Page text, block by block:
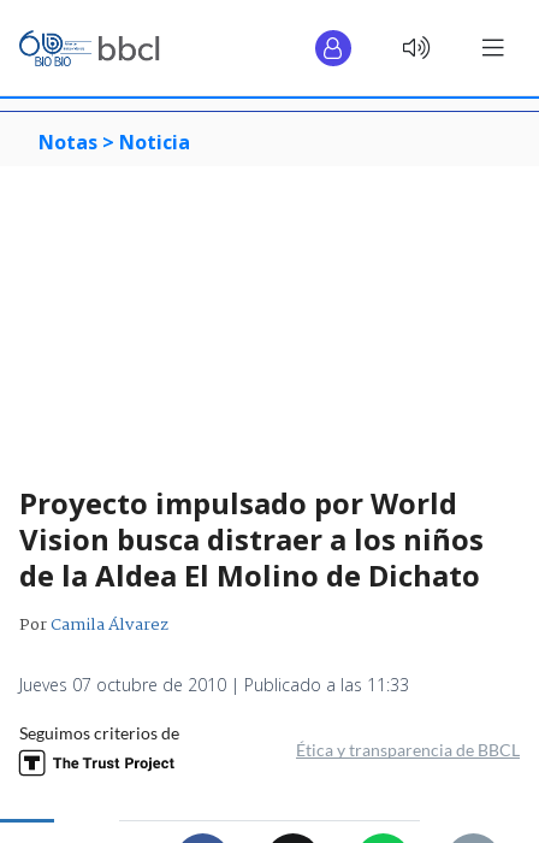
Notas > Noticia
Proyecto impulsado por World
Vision busca distraer a los niños
de la Aldea El Molino de Dichato
PorCamila Álvarez
Jueves 07 octubre de 2010 | Publicado a las 11:33
Seguimos criterios de
Ética y transparencia de BBCL